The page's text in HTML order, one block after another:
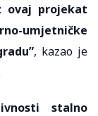
ovaj projekat
umjetničke
, kazao je
stalno